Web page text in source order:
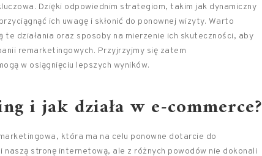
Dzięki odpowiednim strategiom, takim jak dynamiczny
ich uwagę i skłonić do ponownej wizyty. Warto
działania oraz sposoby na mierzenie ich skuteczności, aby
remarketingowych. Przyjrzyjmy się zatem
w osiągnięciu lepszych wyników.
i jak działa w e-commerce?
która ma na celu ponowne dotarcie do
stronę internetową, ale z różnych powodów nie dokonali